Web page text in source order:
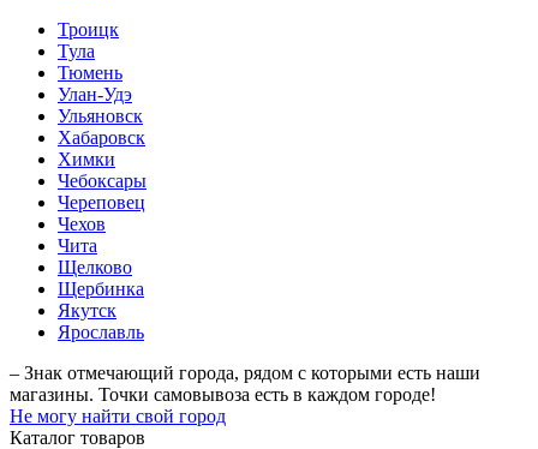
Троицк
Тула
Тюмень
Улан-Удэ
Ульяновск
Хабаровск
Химки
Чебоксары
Череповец
Чехов
Чита
Щелково
Щербинка
Якутск
Ярославль
– Знак отмечающий города, рядом с которыми есть наши
магазины. Точки самовывоза есть в каждом городе!
Не могу найти свой город
Каталог товаров